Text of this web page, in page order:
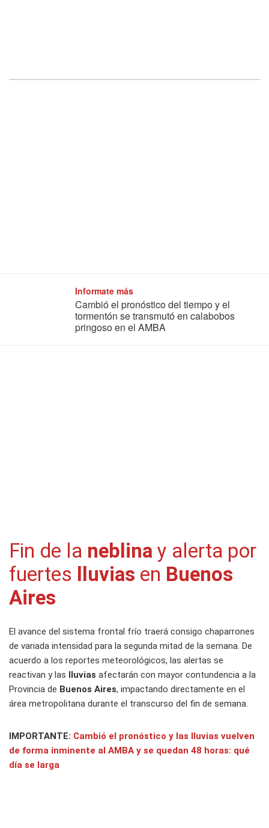
Informate más
Cambió el pronóstico del tiempo y el
tormentón se transmutó en calabobos
pringoso en el AMBA
Fin de la neblina y alerta por
fuertes
lluvias en Buenos
Aires
El avance del sistema frontal frío traerá consigo chaparrones
de variada intensidad para la segunda mitad de la semana. De
acuerdo a los reportes meteorológicos, las alertas se
reactivan y las lluvias afectarán con mayor contundencia a la
Provincia de Buenos Aires, impactando directamente en el
área metropolitana durante el transcurso del fin de semana.
IMPORTANTE: Cambió el pronóstico y las lluvias vuelven
de forma inminente al AMBA y se quedan 48 horas: qué
día se larga